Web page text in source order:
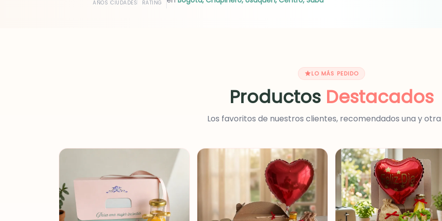
AÑOS CIUDADES RATING
LO MÁS PEDIDO
Productos Destacados
Los favoritos de nuestros clientes, recomendados una y